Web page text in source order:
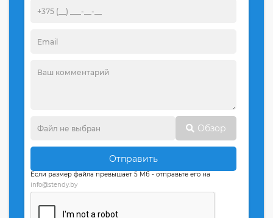
Обзор
Отправить
Если размер файла превышает 5 Мб - отправьте его на
info@stendy.by